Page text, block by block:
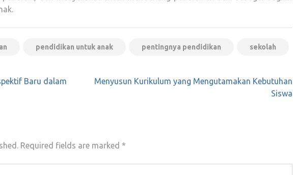
pendidikan untuk anak pentingnya pendidikan sekolah
Baru dalam
Menyusun Kurikulum yang Mengutamakan Kebutuhan
Siswa
Required fields are marked *